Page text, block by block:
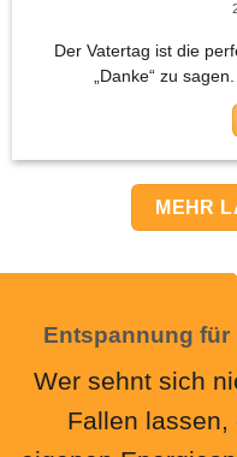
Der Vatertag ist die
„Danke“ zu
MEHR
Entspannung für
Wer sehnt sich
Fallen lassen,